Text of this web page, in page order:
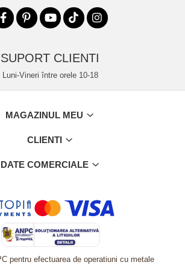
SUPORT CLIENTI
Luni-Vineri între orele 10-18
MAGAZINUL MEU
CLIENTI
DATE COMERCIALE
pentru efectuarea de operatiuni cu metale